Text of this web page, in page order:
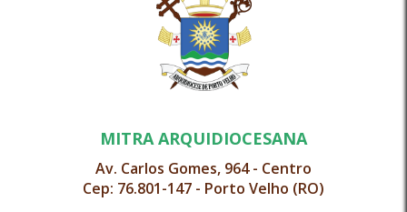
MITRA ARQUIDIOCESANA
Av. Carlos Gomes, 964 - Centro
Cep: 76.801-147 - Porto Velho (RO)